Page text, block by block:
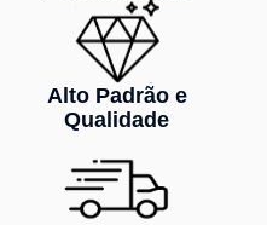
Alto Padrão e
Qualidade